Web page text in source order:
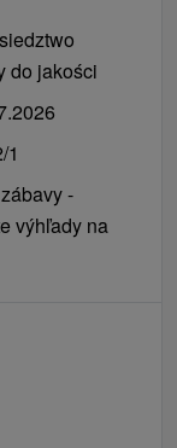
łóżku
do jakości
1
-
výhľady na